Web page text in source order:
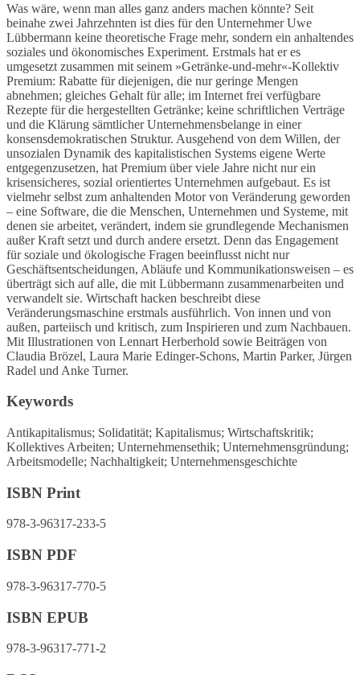
Was wäre, wenn man alles ganz anders machen könnte? Seit
beinahe zwei Jahrzehnten ist dies für den Unternehmer Uwe
Lübbermann keine theoretische Frage mehr, sondern ein anhaltendes
soziales und ökonomisches Experiment. Erstmals hat er es
umgesetzt zusammen mit seinem »Getränke-und-mehr«-Kollektiv
Premium: Rabatte für diejenigen, die nur geringe Mengen
abnehmen; gleiches Gehalt für alle; im Internet frei verfügbare
Rezepte für die hergestellten Getränke; keine schriftlichen Verträge
und die Klärung sämtlicher Unternehmensbelange in einer
konsensdemokratischen Struktur. Ausgehend von dem Willen, der
unsozialen Dynamik des kapitalistischen Systems eigene Werte
entgegenzusetzen, hat Premium über viele Jahre nicht nur ein
krisensicheres, sozial orientiertes Unternehmen aufgebaut. Es ist
vielmehr selbst zum anhaltenden Motor von Veränderung geworden
– eine Software, die die Menschen, Unternehmen und Systeme, mit
denen sie arbeitet, verändert, indem sie grundlegende Mechanismen
außer Kraft setzt und durch andere ersetzt. Denn das Engagement
für soziale und ökologische Fragen beeinflusst nicht nur
Geschäftsentscheidungen, Abläufe und Kommunikationsweisen – es
überträgt sich auf alle, die mit Lübbermann zusammenarbeiten und
verwandelt sie. Wirtschaft hacken beschreibt diese
Veränderungsmaschine erstmals ausführlich. Von innen und von
außen, parteiisch und kritisch, zum Inspirieren und zum Nachbauen.
Mit Illustrationen von Lennart Herberhold sowie Beiträgen von
Claudia Brözel, Laura Marie Edinger-Schons, Martin Parker, Jürgen
Radel und Anke Turner.
Keywords
Antikapitalismus; Solidatität; Kapitalismus; Wirtschaftskritik;
Kollektives Arbeiten; Unternehmensethik; Unternehmensgründung;
Arbeitsmodelle; Nachhaltigkeit; Unternehmensgeschichte
ISBN Print
978-3-96317-233-5
ISBN PDF
978-3-96317-770-5
ISBN EPUB
978-3-96317-771-2